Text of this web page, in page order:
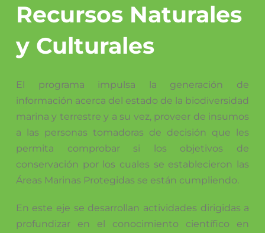
Recursos Naturales
y Culturales
El programa impulsa la generación de
información acerca del estado de la biodiversidad
marina y terrestre y a su vez, proveer de insumos
a las personas tomadoras de decisión que les
permita comprobar si los objetivos de
conservación por los cuales se establecieron las
Áreas Marinas Protegidas se están cumpliendo.
En este eje se desarrollan actividades dirigidas a
profundizar en el conocimiento científico en